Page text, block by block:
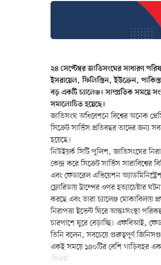
২৪ সেপ্টেম্বর জাতিসংঘের সাধারণ
ইসরায়েল, ফিলিস্তিন, ইউক্রেন,
বড় একটি চ্যালেঞ্জ। সাম্প্রতিক সময়ে
সমালোচিত হয়েছে।
জাতিসংঘ অধিবেশনে বিশ্বের অনেক
সিক্রেট সার্ভিস প্রতিবছর তাদের জন্য
হয়েছে।
নিউইয়র্ক সিটি পুলিশ, জাতিসংঘের
কেন্দ্র করে সিক্রেট সার্ভিস
এবং ফেডারেল এভিয়েশন
ফ্লোরিডায় ট্রাম্পের ওপর হত্যাচেষ্টার
করছে এবং তারা চ্যালেঞ্জ মোকাবিলায়
নিরাপত্তা ইভেন্ট ঘিরে আন্তঃসংস্থা
চারপাশে ঘুরে বেড়াচ্ছি। এফবিআই,
তিনি বলেন, সবচেয়ে গুরুত্বপূর্ণ
একই সময়ে ১৪০টির বেশি গাড়িবহর
সিএম